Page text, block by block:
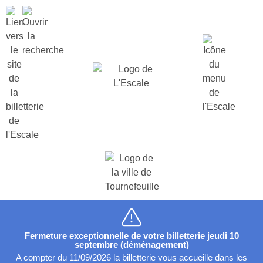
Fermeture exceptionnelle de votre billetterie jeudi 10
septembre (déménagement)
A compter du 11/09/2026 la billetterie vous accueille dans les